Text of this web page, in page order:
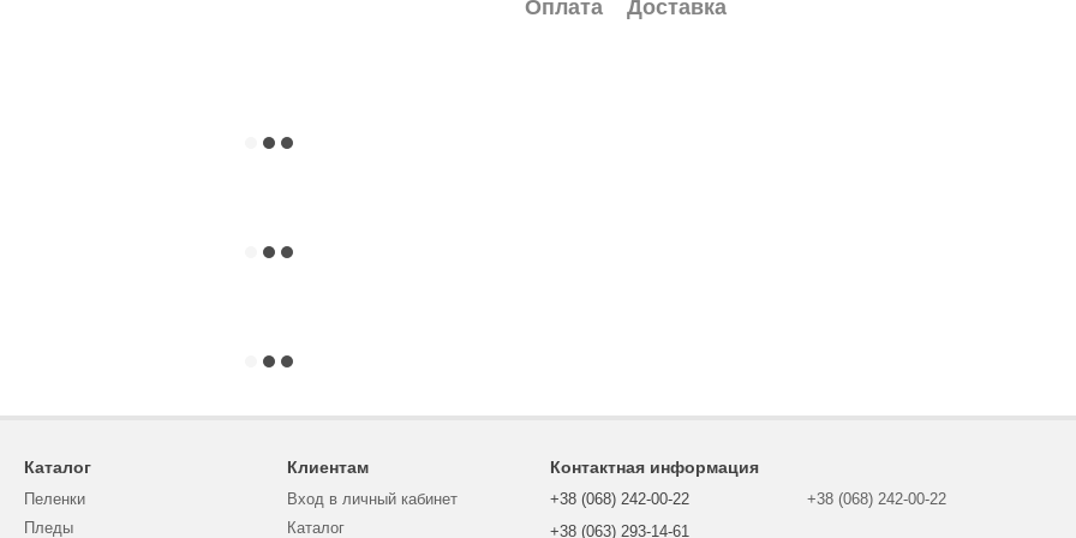
Оплата Доставка
Каталог
Пеленки
Пледы
Клиентам
Вход в личный кабинет
Каталог
Контактная информация
+38 (068) 242-00-22
+38 (063) 293-14-61
+38 (068) 242-00-22